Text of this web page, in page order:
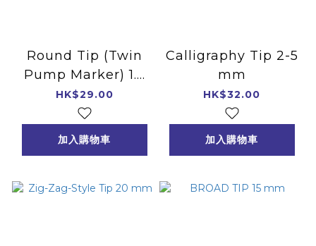
Round Tip (Twin
Pump Marker) 1.5
mm
HK$29.00
加入購物車
Calligraphy Tip 2-5
mm
HK$32.00
加入購物車